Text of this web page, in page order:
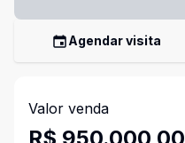
Agendar visita
Valor venda